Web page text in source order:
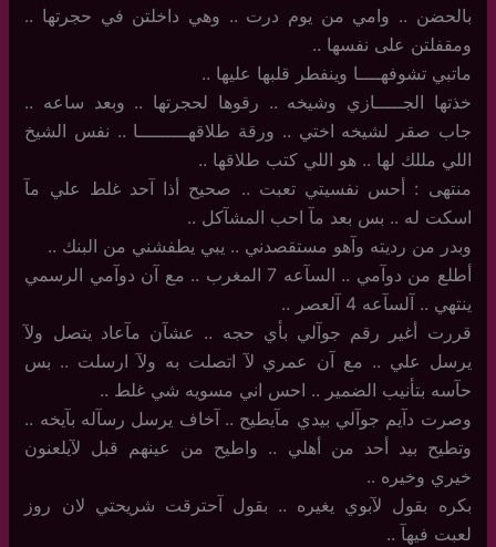
بالحضن .. وامي من يوم درت .. وهي داخلتن في حجرتها ..
ومقفلتن على نفسها ..
ماتبي تشوفهــــا وينفطر قلبها عليها ..
خذتها الجـــــازي وشيخه .. رقوها لحجرتها .. وبعد ساعه ..
جاب صقر لشيخه اختي .. ورقة طلاقهـــــــــا .. نفس الشيخ
اللي مللك لها .. هو اللي كتب طلاقها ..
منتهى : أحس نفسيتي تعبت .. صحيح أذا آحد غلط علي مآ
اسكت له .. بس بعد مآ احب المشآكل ..
وبدر من رديته وآهو مستقصدني .. يبي يطفشني من البنك ..
أطلع من دوآمي .. السآعه 7 المغرب .. مع آن دوآمي الرسمي
ينتهي .. آلسآعه 4 آلعصر ..
قررت أغير رقم جوآلي بأي حجه .. عشآن مآعاد يتصل ولآ
يرسل علي .. مع آن عمري لآ اتصلت به ولآ ارسلت .. بس
حآسه بتأنيب الضمير .. احس اني مسويه شي غلط ..
وصرت دآيم جوآلي بيدي مآيطيح .. آخاف يرسل رسآله بآيخه ..
وتطيح بيد أحد من أهلي .. واطيح من عينهم قبل لآيلعنون
خيري وخيره ..
بكره بقول لآبوي يغيره .. بقول آحترقت شريحتي لان روز
لعبت فيهآ ..